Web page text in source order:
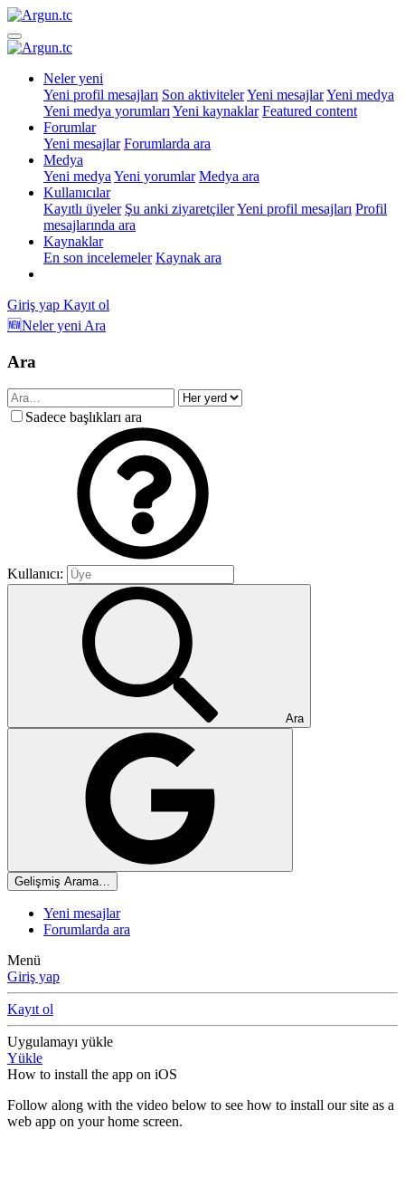
Neler yeni
Yeni profil mesajları Son aktivitelerYeni mesajlarYeni medya
Yeni medya yorumları Yeni kaynaklar Featured content
Forumlar
Yeni mesajlar Forumlarda ara
Medya
Yeni medya Yeni yorumlar Medya ara
Kullanıcılar
Kayıtlı üyeler Şu anki ziyaretçilerYeni profil mesajları Profil
mesajlarında ara
Kaynaklar
En son incelemeler Kaynak ara
Giriş yap Kayıt ol
🆕Neler yeni Ara
Ara
Sadece başlıkları ara
Kullanıcı:
Ara
Gelişmiş Arama…
Yeni mesajlar
Forumlarda ara
Menü
Giriş yap
Kayıt ol
Uygulamayı yükle
Yükle
How to install the app on iOS
Follow along with the video below to see how to install our site as a
web app on your home screen.